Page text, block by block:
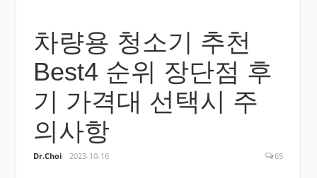
차량용 청소기 추천
Best4 순위 장단점 후
기 가격대 선택시 주
의사항
Dr.Choi 2023-10-16 65